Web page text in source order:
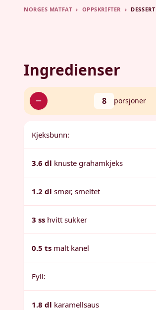
NORGES MATFAT › OPPSKRIFTER › DESSERT
Ingredienser
8 porsjoner
Kjeksbunn:
3.6 dl knuste grahamkjeks
1.2 dl smør, smeltet
3 ss hvitt sukker
0.5 ts malt kanel
Fyll:
1.8 dl karamellsaus